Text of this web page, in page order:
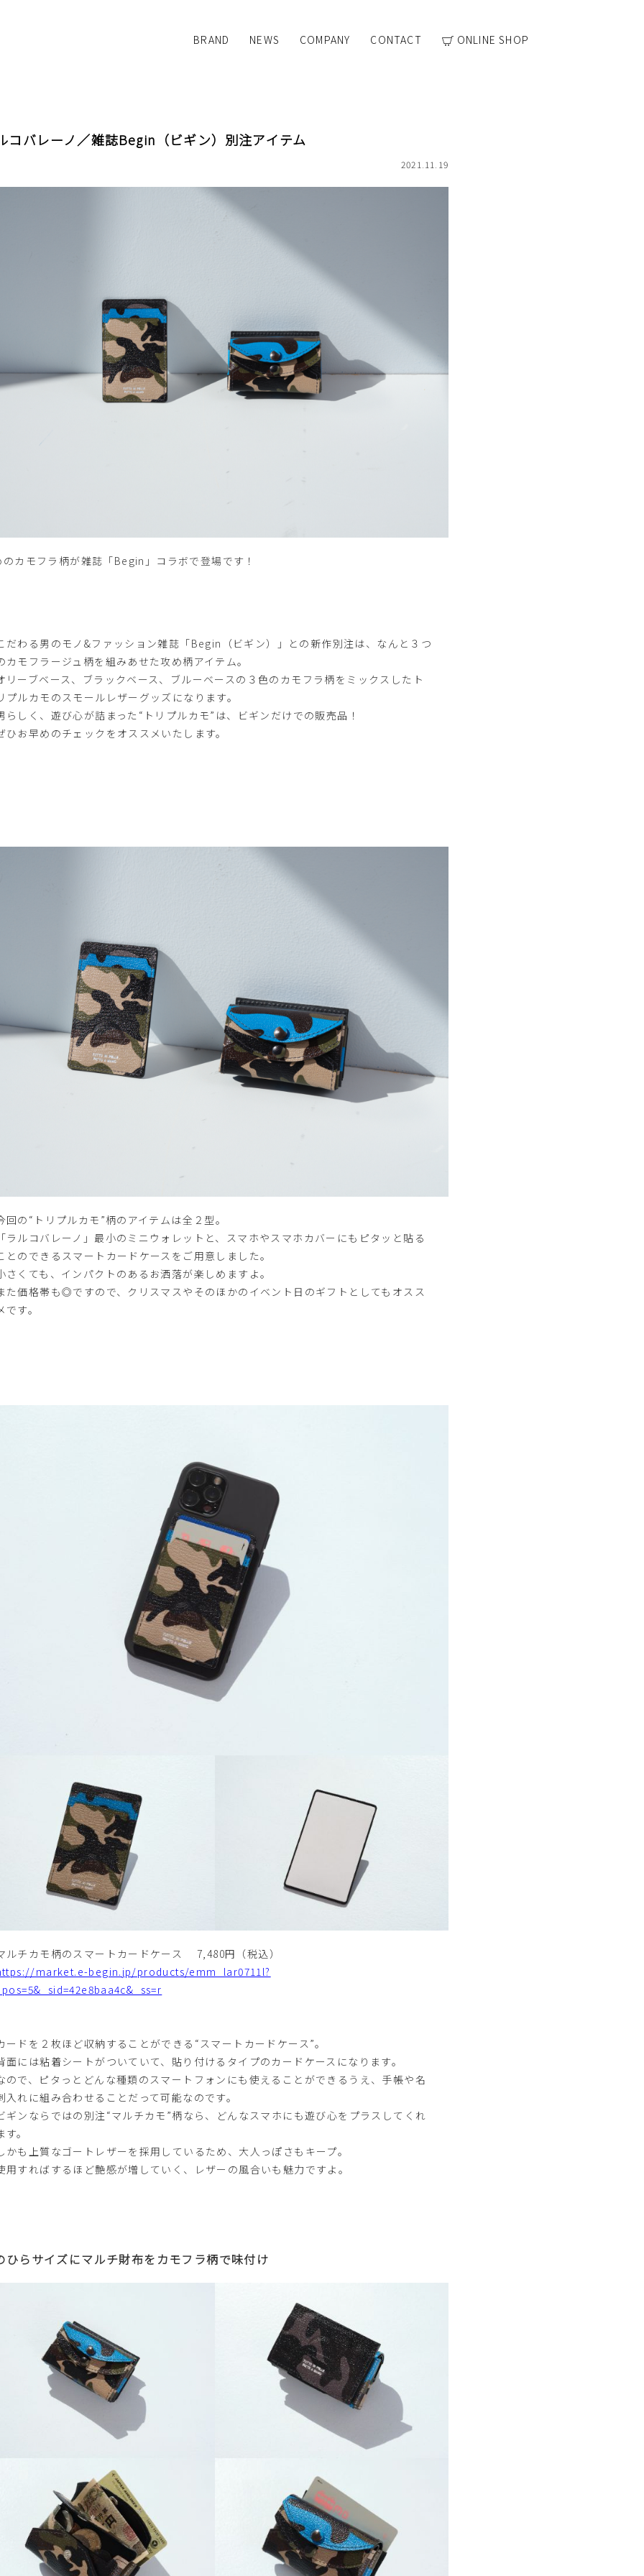
ONLINE SHOP
CONTACT
COMPANY
NEWS
BRAND
コバレーノ／雑誌Begin（ビギン）別注アイテム
2021.11.19
のカモフラ柄が雑誌「Begin」コラボで登場です！
だわる男のモノ&ファッション雑誌「Begin（ビギン）」との新作別注は、なんと３つ
カモフラージュ柄を組みあせた攻め柄アイテム。
リーブベース、ブラックベース、ブルーベースの３色のカモフラ柄をミックスしたト
プルカモのスモールレザーグッズになります。
らしく、遊び心が詰まった“トリプルカモ”は、ビギンだけでの販売品！
ひお早めのチェックをオススメいたします。
回の“トリプルカモ”柄のアイテムは全２型。
ラルコバレーノ」最小のミニウォレットと、スマホやスマホカバーにもピタッと貼る
とのできるスマートカードケースをご用意しました。
さくても、インパクトのあるお洒落が楽しめますよ。
た価格帯も◎ですので、クリスマスやそのほかのイベント日のギフトとしてもオスス
です。
ルチカモ柄のスマートカードケース 7,480円（税込）
market.e-begin.jp/products/emm_lar0711l?
ードを２枚ほど収納することができる“スマートカードケース”。
面には粘着シートがついていて、貼り付けるタイプのカードケースになります。
ので、ピタっとどんな種類のスマートフォンにも使えることができるうえ、手帳や名
入れに組み合わせることだって可能なのです。
ギンならではの別注“マルチカモ”柄なら、どんなスマホにも遊び心をプラスしてくれ
す。
かも上質なゴートレザーを採用しているため、大人っぽさもキープ。
用すればするほど艶感が増していく、レザーの風合いも魅力ですよ。
ひらサイズにマルチ財布をカモフラ柄で味付け